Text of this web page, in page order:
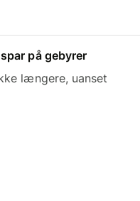
på gebyrer
længere, uanset